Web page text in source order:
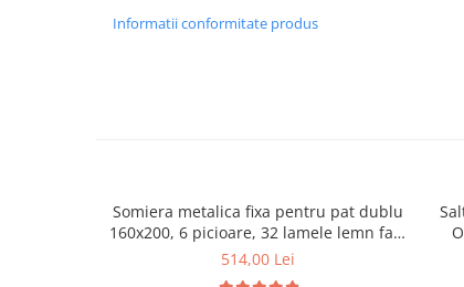
Informatii conformitate produs
Somiera metalica fixa pentru pat dublu
160x200, 6 picioare, 32 lamele lemn fag,
benzi textile, suport saltea ferm, negru
514,00 Lei